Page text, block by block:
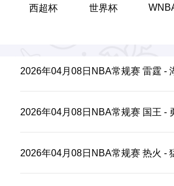
西超杯 世界杯
2026年04月08日NBA常规赛 雷霆 -
2026年04月08日NBA常规赛 国王 -
2026年04月08日NBA常规赛 热火 -